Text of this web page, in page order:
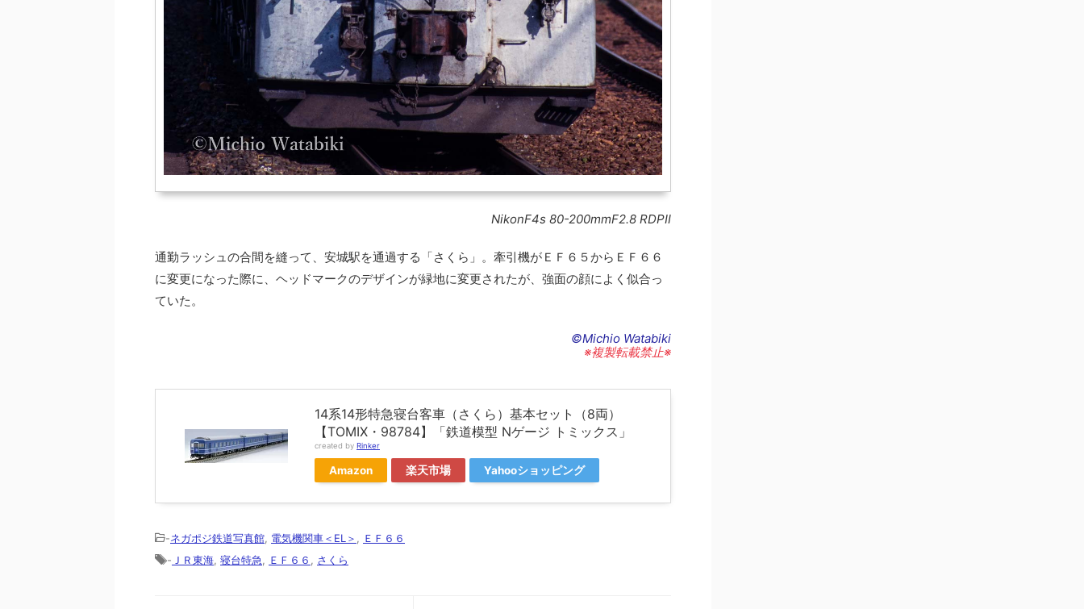
NikonF4s 80-200mmF2.8 RDPⅡ
通勤ラッシュの合間を縫って、安城駅を通過する「さくら」。牽引機がＥＦ６５からＥＦ６６
に変更になった際に、ヘッドマークのデザインが緑地に変更されたが、強面の顔によく似合っ
ていた。
©Michio Watabiki
※複製転載禁止※
14系14形特急寝台客車（さくら）基本セット（8両）
【TOMIX・98784】「鉄道模型 Nゲージ トミックス」
created by Rinker
Amazon 楽天市場 Yahooショッピング
-ネガポジ鉄道写真館 電気機関車＜EL＞
ＥＦ６６
- ＪＲ東海 寝台特急 ＥＦ６６ さくら